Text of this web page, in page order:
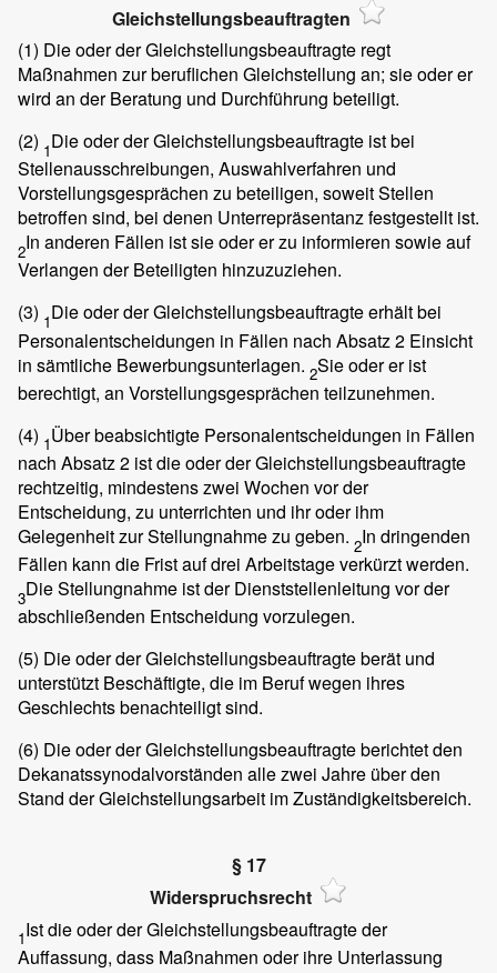
Gleichstellungsbeauftragten
(1) Die oder der Gleichstellungsbeauftragte regt
Maßnahmen zur beruflichen Gleichstellung an; sie oder er
wird an der Beratung und Durchführung beteiligt.
(2) 1Die oder der Gleichstellungsbeauftragte ist bei
Stellenausschreibungen, Auswahlverfahren und
Vorstellungsgesprächen zu beteiligen, soweit Stellen
betroffen sind, bei denen Unterrepräsentanz festgestellt ist.
2In anderen Fällen ist sie oder er zu informieren sowie auf
Verlangen der Beteiligten hinzuzuziehen.
(3) 1Die oder der Gleichstellungsbeauftragte erhält bei
Personalentscheidungen in Fällen nach Absatz 2 Einsicht
in sämtliche Bewerbungsunterlagen. 2Sie oder er ist
berechtigt, an Vorstellungsgesprächen teilzunehmen.
(4) 1Über beabsichtigte Personalentscheidungen in Fällen
nach Absatz 2 ist die oder der Gleichstellungsbeauftragte
rechtzeitig, mindestens zwei Wochen vor der
Entscheidung, zu unterrichten und ihr oder ihm
Gelegenheit zur Stellungnahme zu geben. 2In dringenden
Fällen kann die Frist auf drei Arbeitstage verkürzt werden.
3Die Stellungnahme ist der Dienststellenleitung vor der
abschließenden Entscheidung vorzulegen.
(5) Die oder der Gleichstellungsbeauftragte berät und
unterstützt Beschäftigte, die im Beruf wegen ihres
Geschlechts benachteiligt sind.
(6) Die oder der Gleichstellungsbeauftragte berichtet den
Dekanatssynodalvorständen alle zwei Jahre über den
Stand der Gleichstellungsarbeit im Zuständigkeitsbereich.
§ 17
Widerspruchsrecht
1Ist die oder der Gleichstellungsbeauftragte der
Auffassung, dass Maßnahmen oder ihre Unterlassung